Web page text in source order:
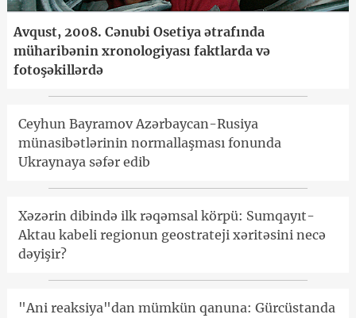
Avqust, 2008. Cənubi Osetiya ətrafında
müharibənin xronologiyası faktlarda və
fotoşəkillərdə
Ceyhun Bayramov Azərbaycan-Rusiya
münasibətlərinin normallaşması fonunda
Ukraynaya səfər edib
Xəzərin dibində ilk rəqəmsal körpü: Sumqayıt-
Aktau kabeli regionun geostrateji xəritəsini necə
dəyişir?
"Ani reaksiya"dan mümkün qanuna: Gürcüstanda